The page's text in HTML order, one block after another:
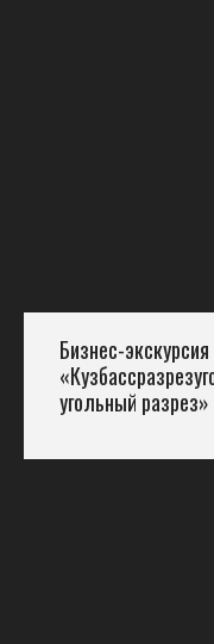
Бизнес-
угольный